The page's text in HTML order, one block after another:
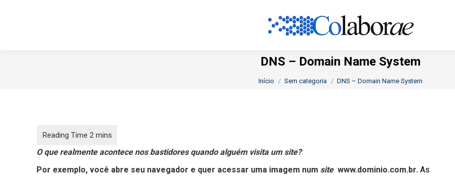
DNS – Domain Name System
Você está aqui:
Início Sem categoria DNS – Domain Name System
O que realmenteacontece nos bastidores quando alguém visita um site?
Por exemplo, você abre seu navegador e quer acessar uma imagem num site www.dominio.com.br. As